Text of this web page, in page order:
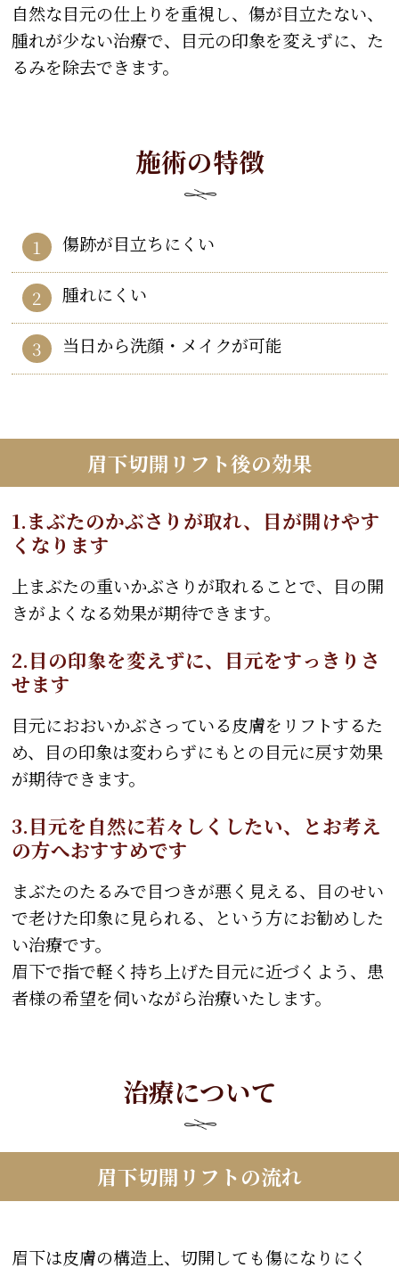
自然な目元の仕上りを重視し、傷が目立たない、
腫れが少ない治療で、目元の印象を変えずに、た
るみを除去できます。
施術の特徴
傷跡が目立ちにくい
腫れにくい
当日から洗顔・メイクが可能
眉下切開リフト後の効果
1.まぶたのかぶさりが取れ、目が開けやす
くなります
上まぶたの重いかぶさりが取れることで、目の開
きがよくなる効果が期待できます。
2.目の印象を変えずに、目元をすっきりさ
せます
目元におおいかぶさっている皮膚をリフトするた
め、目の印象は変わらずにもとの目元に戻す効果
が期待できます。
3.目元を自然に若々しくしたい、とお考え
の方へおすすめです
まぶたのたるみで目つきが悪く見える、目のせい
で老けた印象に見られる、という方にお勧めした
い治療です。
眉下で指で軽く持ち上げた目元に近づくよう、患
者様の希望を伺いながら治療いたします。
治療について
眉下切開リフトの流れ
眉下は皮膚の構造上、切開しても傷になりにく